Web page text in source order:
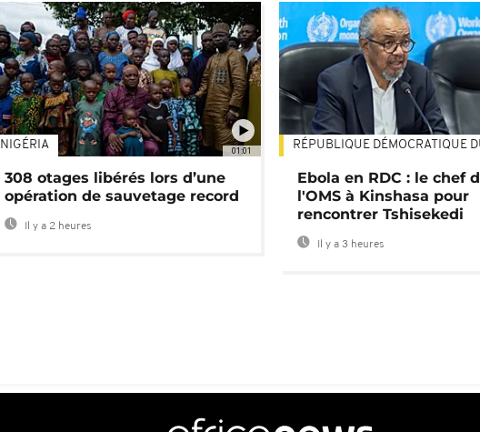
01:01
NIGÉRIA
308 otages libérés lors d’une
opération de sauvetage record
Il y a 2 heures
RÉPUBLIQUE DÉMOCRATIQUE
Ebola en RDC : le chef
l'OMS à Kinshasa pour
rencontrer Tshisekedi
Il y a 3 heures